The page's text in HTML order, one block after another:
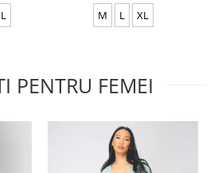
M L XL
PENTRU FEMEI